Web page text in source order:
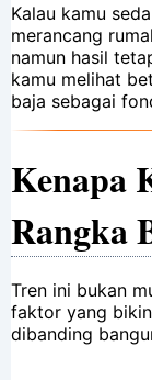
Kalau kamu
merancang
namun hasil
kamu melihat
baja sebagai
Kenapa
Rangka
Tren ini bukan
faktor yang
dibanding